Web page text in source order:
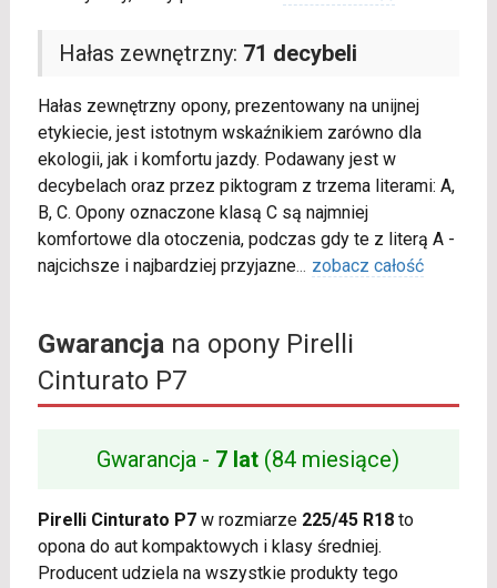
Hałas zewnętrzny: 71 decybeli
Hałas zewnętrzny opony, prezentowany na unijnej
etykiecie, jest istotnym wskaźnikiem zarówno dla
ekologii, jak i komfortu jazdy. Podawany jest w
decybelach oraz przez piktogram z trzema literami: A,
B, C. Opony oznaczone klasą C są najmniej
komfortowe dla otoczenia, podczas gdy te z literą A -
najcichsze i najbardziej przyjazne... zobacz całość
Gwarancjana opony Pirelli
Cinturato P7
Gwarancja - 7 lat (84 miesiące)
Pirelli Cinturato P7w rozmiarze 225/45 R18to
opona do aut kompaktowych i klasy średniej.
Producent udziela na wszystkie produkty tego